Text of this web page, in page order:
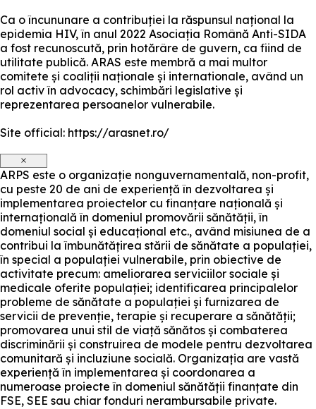
Ca o încununare a contribuției la răspunsul național la
epidemia HIV, în anul 2022 Asociația Română Anti-SIDA
a fost recunoscută, prin hotărâre de guvern, ca fiind de
utilitate publică. ARAS este membră a mai multor
comitete și coaliții naționale și internationale, având un
rol activ în advocacy, schimbări legislative și
reprezentarea persoanelor vulnerabile.
Site official: https://arasnet.ro/
×
ARPS este o organizație nonguvernamentală, non-profit,
cu peste 20 de ani de experiență în dezvoltarea și
implementarea proiectelor cu finanțare națională și
internațională în domeniul promovării sănătății, în
domeniul social și educațional etc., având misiunea de a
contribui la îmbunătățirea stării de sănătate a populației,
în special a populației vulnerabile, prin obiective de
activitate precum: ameliorarea serviciilor sociale și
medicale oferite populației; identificarea principalelor
probleme de sănătate a populației și furnizarea de
servicii de prevenție, terapie și recuperare a sănătății;
promovarea unui stil de viață sănătos și combaterea
discriminării și construirea de modele pentru dezvoltarea
comunitară și incluziune socială. Organizația are vastă
experiență în implementarea și coordonarea a
numeroase proiecte în domeniul sănătății finanțate din
FSE, SEE sau chiar fonduri nerambursabile private.